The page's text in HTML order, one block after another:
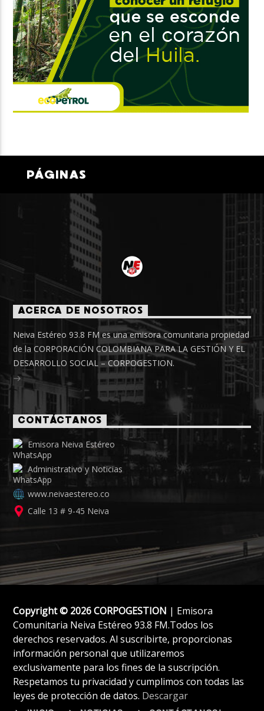
PÁGINAS
ACERCA DE NOSOTROS
Neiva Estéreo 93.8 FM es una emisora comunitaria propiedad
de la CORPORACIÓN COLOMBIANA PARA LA GESTIÓN Y EL
DESARROLLO SOCIAL – CORPOGESTION.
CONTÁCTANOS
Emisora Neiva Estéreo
Administrativo y Noticias
www.neivaestereo.co
Calle 13 # 9-45 Neiva
Copyright © 2026 CORPOGESTION | Emisora
Comunitaria Neiva Estéreo 93.8 FM.Todos los
derechos reservados. Al suscribirte, proporcionas
información personal que utilizaremos
exclusivamente para los fines de la suscripción.
Respetamos tu privacidad y cumplimos con todas las
leyes de protección de datos. Descargar